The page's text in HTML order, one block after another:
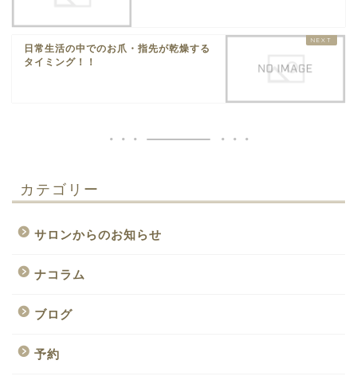
日常生活の中でのお爪・指先が乾燥する
タイミング！！
カテゴリー
サロンからのお知らせ
ナコラム
ブログ
予約